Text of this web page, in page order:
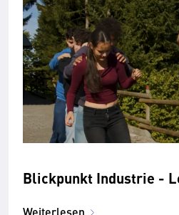
Blickpunkt Industrie -